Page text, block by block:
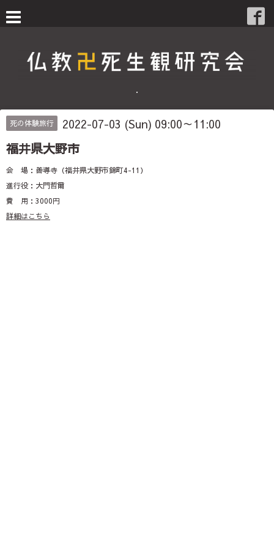
・
死の体験旅行 2022-07-03 (Sun) 09:00～11:00
福井県大野市
会 場：善導寺（福井県大野市錦町4-11）
進行役：大門哲爾
費 用：3000円
詳細はこちら